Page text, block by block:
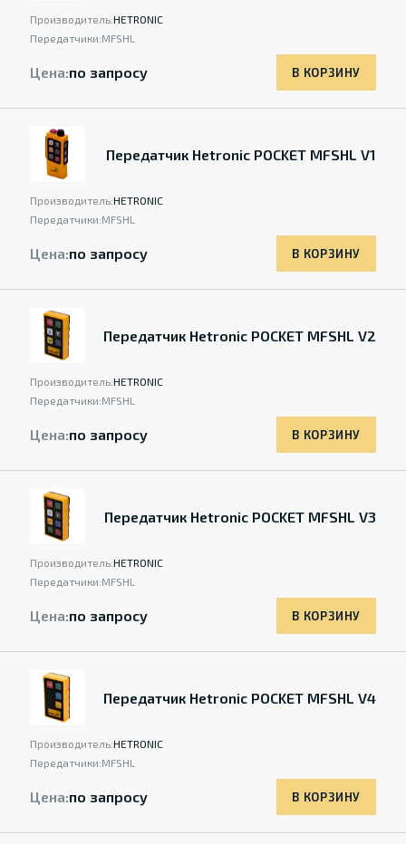
Производитель:HETRONIC
Передатчики:MFSHL
Цена:по запросу В КОРЗИНУ
Передатчик Hetronic POCKET MFSHL V1
Производитель:HETRONIC
Передатчики:MFSHL
Цена:по запросу В КОРЗИНУ
Передатчик Hetronic POCKET MFSHL V2
Производитель:HETRONIC
Передатчики:MFSHL
Цена:по запросу В КОРЗИНУ
Передатчик Hetronic POCKET MFSHL V3
Производитель:HETRONIC
Передатчики:MFSHL
Цена:по запросу В КОРЗИНУ
Передатчик Hetronic POCKET MFSHL V4
Производитель:HETRONIC
Передатчики:MFSHL
Цена:по запросу В КОРЗИНУ